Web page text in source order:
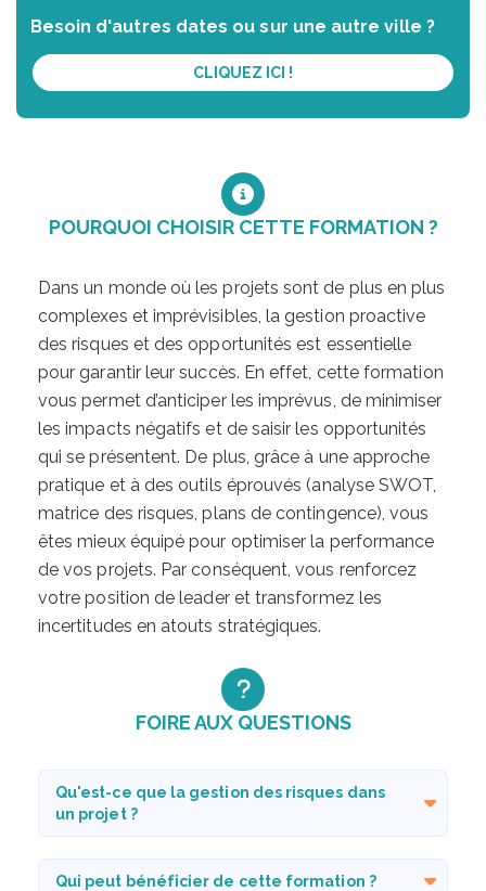
Besoin d'autres dates ou sur une autre ville ?
CLIQUEZ ICI !
POURQUOI CHOISIR CETTE FORMATION ?
Dans un monde où les projets sont de plus en plus
complexes et imprévisibles, la gestion proactive
des risques et des opportunités est essentielle
pour garantir leur succès. En effet, cette formation
vous permet d’anticiper les imprévus, de minimiser
les impacts négatifs et de saisir les opportunités
qui se présentent. De plus, grâce à une approche
pratique et à des outils éprouvés (analyse SWOT,
matrice des risques, plans de contingence), vous
êtes mieux équipé pour optimiser la performance
de vos projets. Par conséquent, vous renforcez
votre position de leader et transformez les
incertitudes en atouts stratégiques.
FOIRE AUX QUESTIONS
Qu'est-ce que la gestion des risques dans
un projet ?
Qui peut bénéficier de cette formation ?